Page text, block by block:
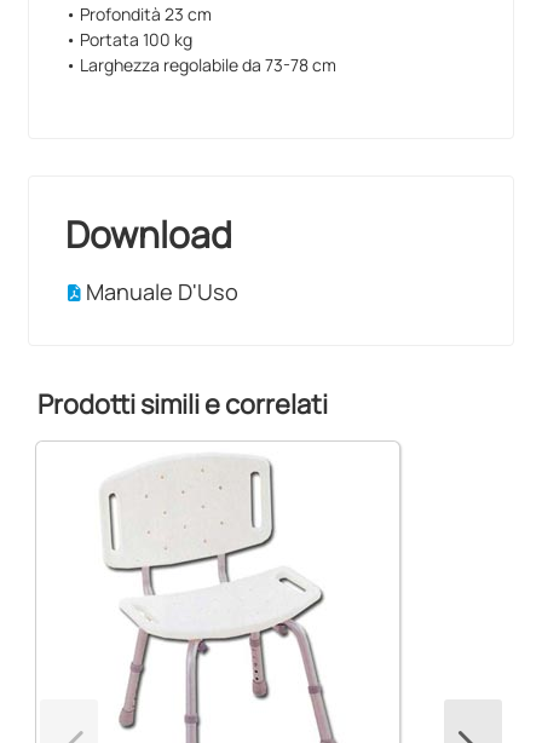
• Profondità 23 cm
• Portata 100 kg
• Larghezza regolabile da 73-78 cm
Download
Manuale D'Uso
Prodotti simili e correlati